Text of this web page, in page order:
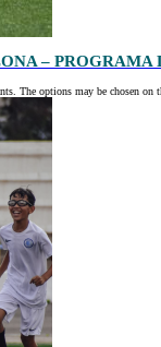
–
The options may be chosen on